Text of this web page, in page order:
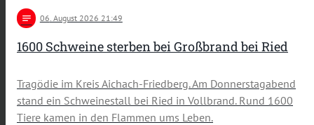
notes 06 . August 2026 21:49
1600 Schweine sterben bei Großbrand bei Ried
Tragödie im Kreis Aichach-Friedberg. Am Donnerstagabend
stand ein Schweinestall bei Ried in Vollbrand. Rund 1600
Tiere kamen in den Flammen ums Leben.